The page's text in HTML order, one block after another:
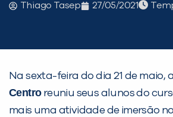
Thiago Tasep 27/05/2021
Na sexta-feira do dia 21 de maio, a
Centroreuniu seus alunos do
mais uma atividade de imersão
PEÇA UMA DEMONSTRAÇÃO